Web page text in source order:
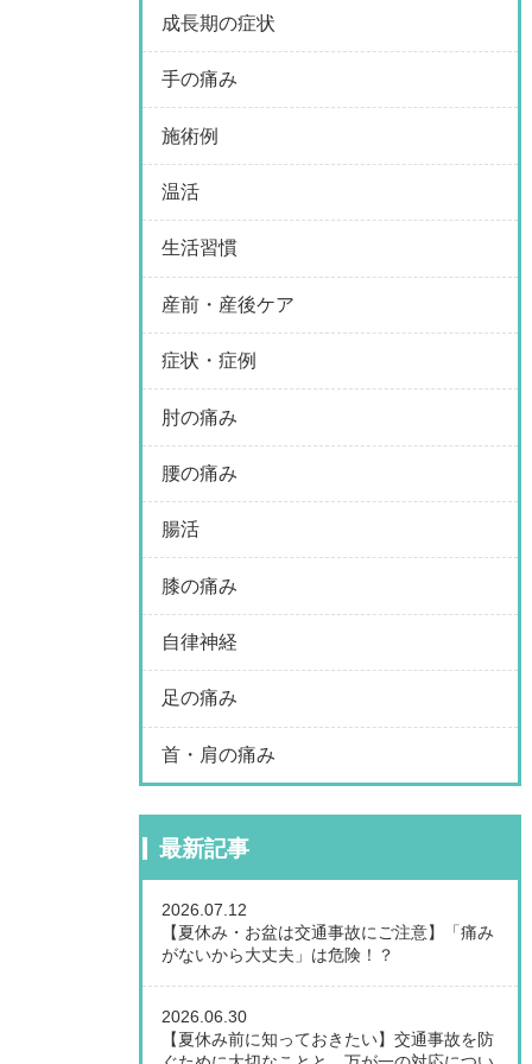
成長期の症状
手の痛み
施術例
温活
生活習慣
産前・産後ケア
症状・症例
肘の痛み
腰の痛み
腸活
膝の痛み
自律神経
足の痛み
首・肩の痛み
最新記事
2026.07.12
【夏休み・お盆は交通事故にご注意】「痛み
がないから大丈夫」は危険！？
2026.06.30
【夏休み前に知っておきたい】交通事故を防